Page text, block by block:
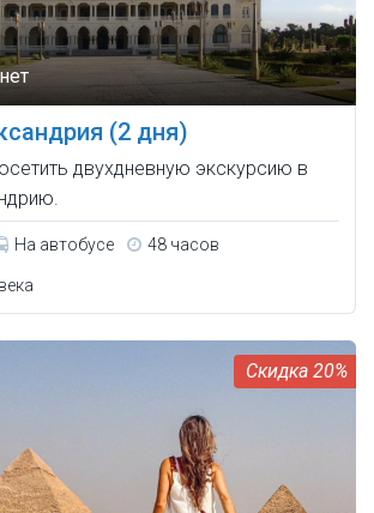
(2 дня)
двухдневную экскурсию в
На автобусе 48 часов
20%